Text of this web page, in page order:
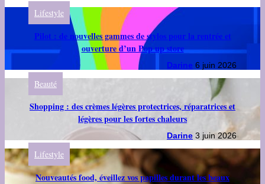
Lifestyle
Pilot : de nouvelles gammes de stylos pour la rentrée et
ouverture d’un Pop up store
Darine 6 juin 2026
Beauté
Shopping : des crèmes légères protectrices, réparatrices et
légères pour les fortes chaleurs
Darine 3 juin 2026
Lifestyle
Nouveautés food, éveillez vos papilles durant les beaux